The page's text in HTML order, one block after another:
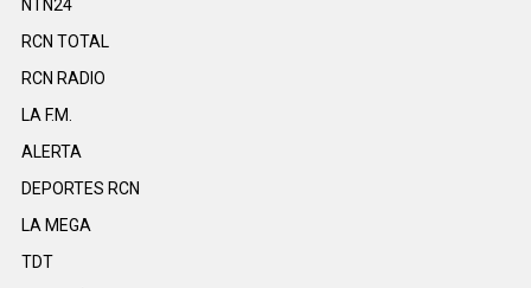
NTN24
RCN TOTAL
RCN RADIO
LA F.M.
ALERTA
DEPORTES RCN
LA MEGA
TDT